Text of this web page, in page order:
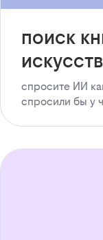
поиск
спросите ИИ
спросили бы у